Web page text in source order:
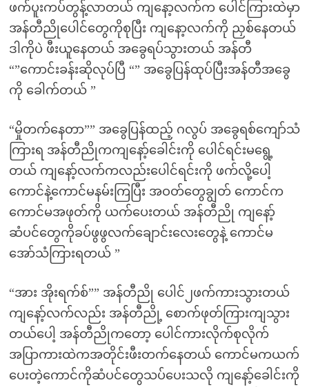
ဖက်ပူးကပ်တွန့်လာတယ် ကျနော့လက်က ပေါင်ကြားထဲမှာ
အန်တီညိုပေါင်တွေကိုစုပြီး ကျနော့လက်ကို ညှစ်နေတယ်
ဒါကိုပဲ ဖီးယူနေတယ် အခွေရပ်သွားတယ် အန်တီ
“”ကောင်းခန်းဆိုလုပ်ပြီ “” အခွေပြန်ထုပ်ပြီးအန်တီအခွေ
ကို ခေါက်တယ် ”
“မှိုတက်နေတာ”” အခွေပြန်ထည့် ဂလွပ် အခွေရစ်ကျော်သံ
ကြားရ အန်တီညိုကကျနော့်ခေါင်းကို ပေါင်ရင်းမရွေ့
တယ် ကျနော့်လက်ကလည်းပေါင်ရင်းကို ဖက်လို့ပေါ့
ကောင်နဲ့ကောင်မနမ်းကြပြီး အဝတ်တွေချွတ် ကောင်က
ကောင်မအဖုတ်ကို ယက်ပေးတယ် အန်တီညို ကျနော့်
ဆံပင်တွေကိုခပ်ဖွဖွလက်ချောင်းလေးတွေနဲ့ ကောင်မ
အော်သံကြားရတယ် ”
“အား အိုးရက်စ်”” အန်တီညို ပေါင်၂ဖက်ကားသွားတယ်
ကျနော့်လက်လည်း အန်တီညို့ စောက်ဖုတ်ကြားကျသွား
တယ်ပေါ့ အန်တီညိုကတော့ ပေါင်ကားလိုက်စုလိုက်
အပြာကားထဲကအတိုင်းဖီးတက်နေတယ် ကောင်မကယက်
ပေးတဲ့ကောင်ကိုဆံပင်တွေသပ်ပေးသလို ကျနော့်ခေါင်းကို